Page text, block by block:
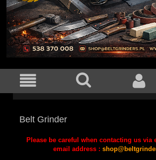
Belt Grinder
Please be careful when contacting us via
email address :